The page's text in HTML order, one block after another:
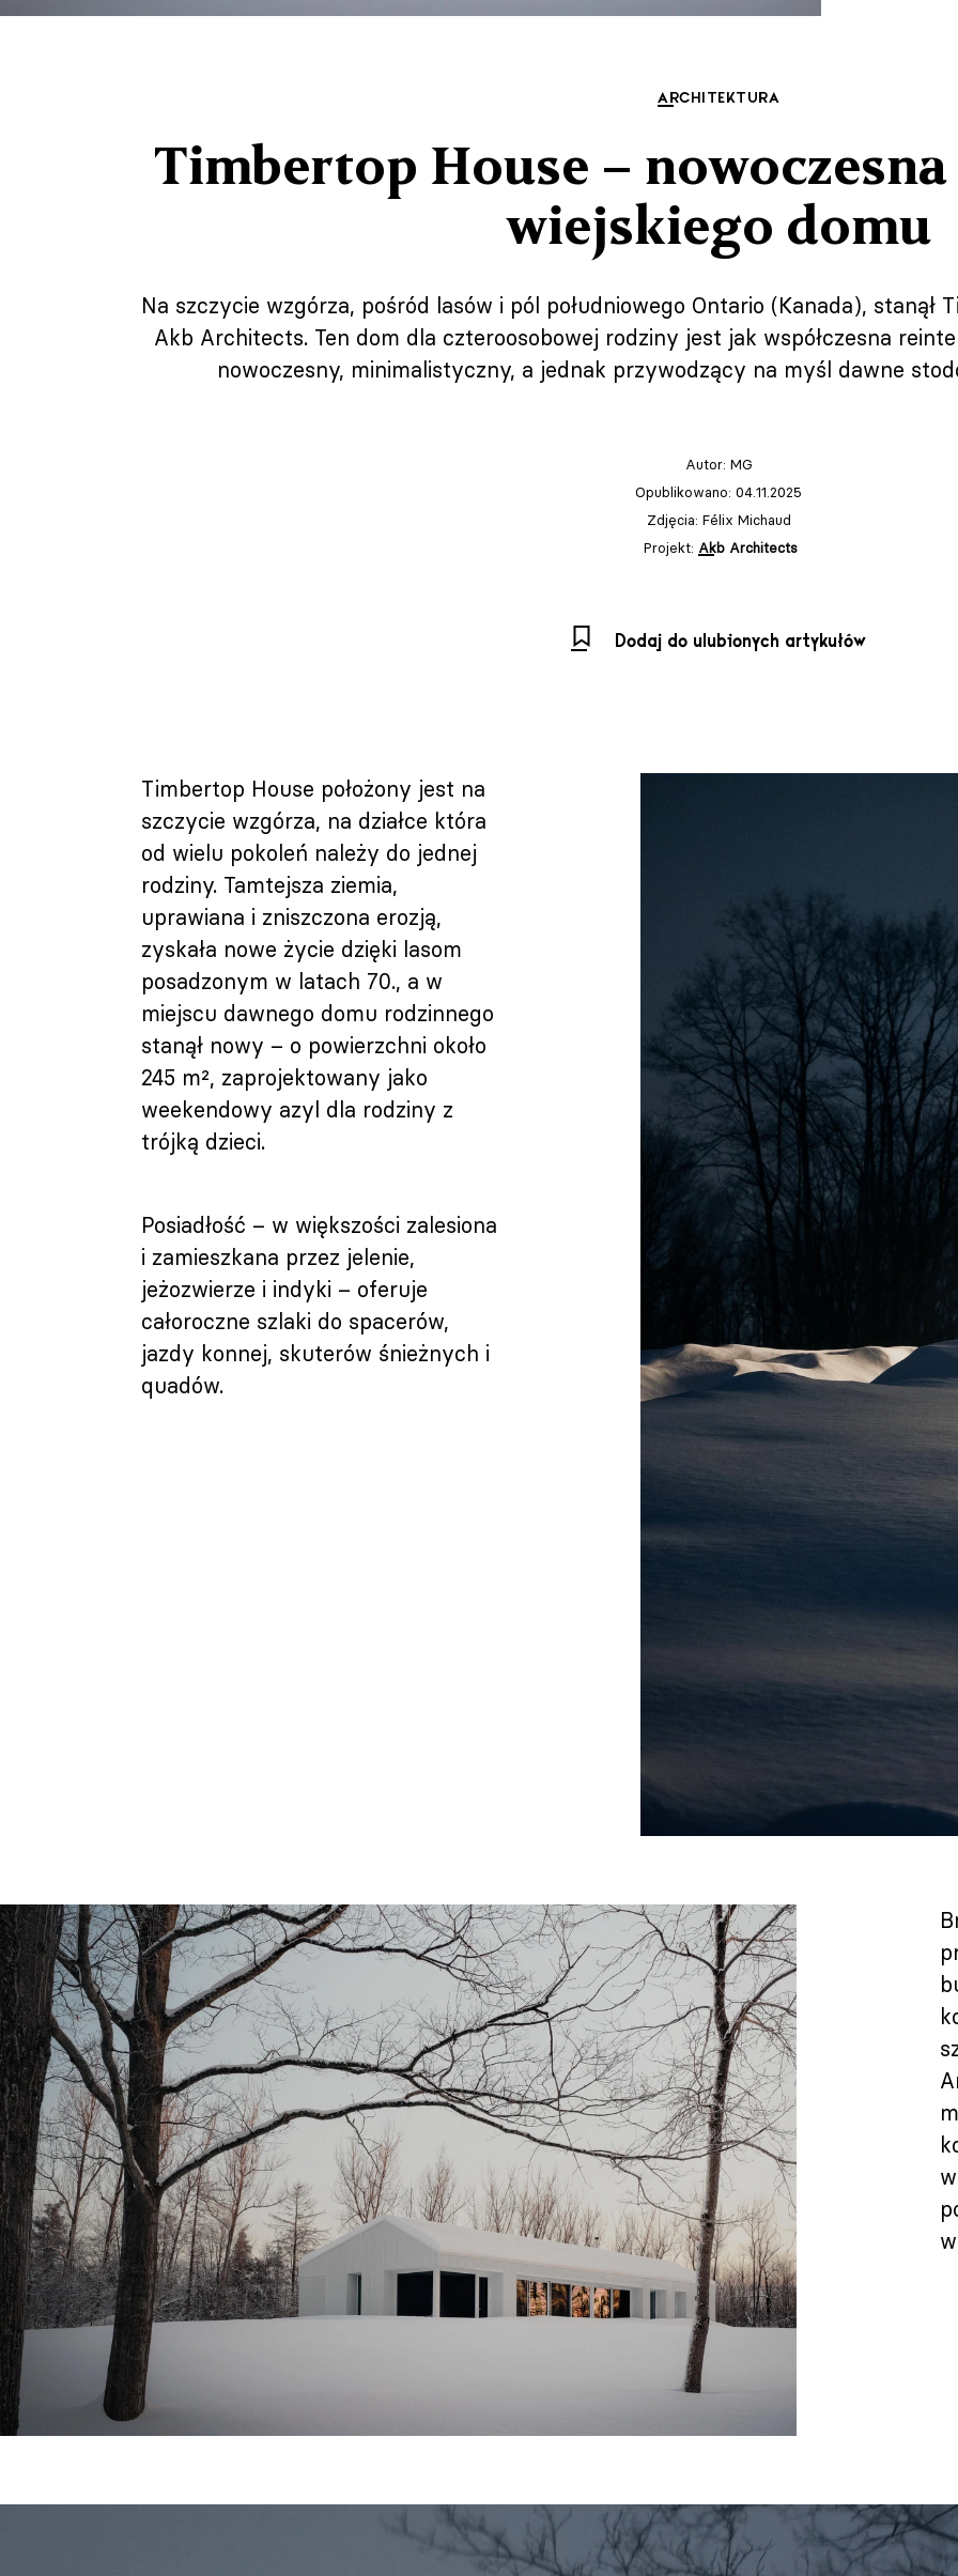
ARCHITEKTURA
Timbertop House –
wiejskiego domu
Na szczycie wzgórza, pośród lasów i pól południowego Ontario (Kanada), stanął
Akb Architects. Ten dom dla czteroosobowej rodziny jest jak współczesna
nowoczesny, minimalistyczny, a jednak przywodzący na myśl dawne
Autor: MG
Opublikowano: 04.11.2025
Zdjęcia: Félix Michaud
Projekt: Akb Architects
Dodaj do ulubionych artykułów
Timbertop House położony jest na
szczycie wzgórza, na działce która
od wielu pokoleń należy do jednej
rodziny. Tamtejsza ziemia,
uprawiana i zniszczona erozją,
zyskała nowe życie dzięki lasom
posadzonym w latach 70., a w
miejscu dawnego domu rodzinnego
stanął nowy – o powierzchni około
245 m², zaprojektowany jako
weekendowy azyl dla rodziny z
trójką dzieci.
Posiadłość – w większości zalesiona
i zamieszkana przez jelenie,
jeżozwierze i indyki – oferuje
całoroczne szlaki do spacerów,
jazdy konnej, skuterów śnieżnych i
quadów.